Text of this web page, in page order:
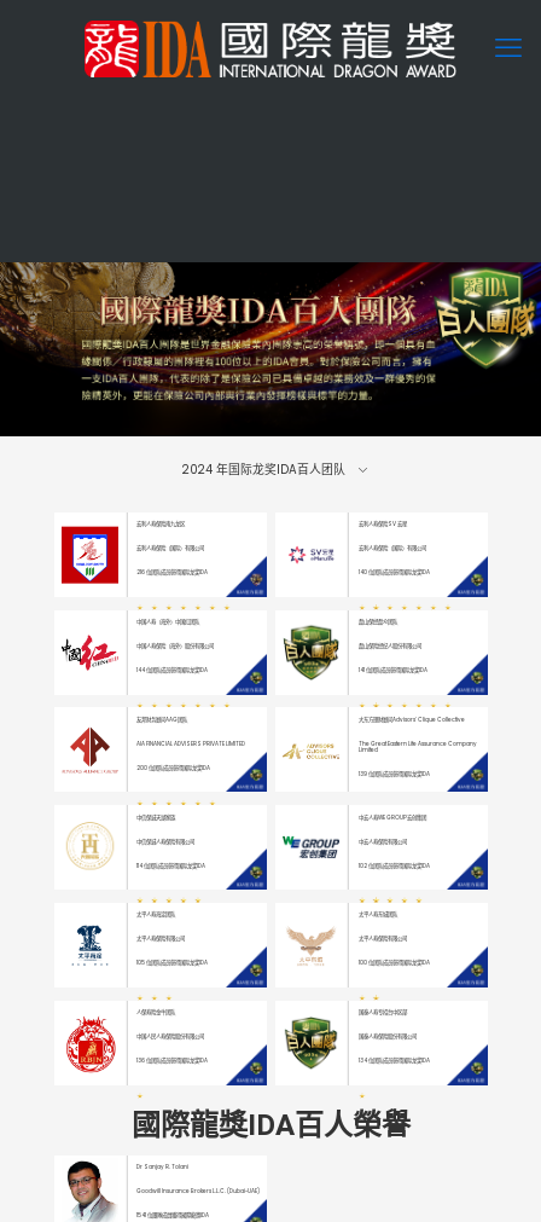
2024 年国际龙奖IDA百人团队
宏利人寿保险南九龙区
宏利人寿保险（国际）有限公司
216位团队成员获得国际龙奖IDA
宏利人寿保险SV 宏星
宏利人寿保险（国际）有限公司
140 位团队成员获得国际龙奖IDA
中国人寿（海外）中国红团队
中国人寿保险（海外）股份有限公司
144位团队成员获得国际龙奖IDA
磊山保经磊众团队
磊山保险经纪人股份有限公司
141 位团队成员获得国际龙奖IDA
友邦财务顾问AAG团队
AIA FINANCIAL ADVISERS PRIVATE LIMITED
200位团队成员获得国际龙奖IDA
大东方理财顾问Advisors' Clique Collective
The Great Eastern Life Assurance Company
Limited
139 位团队成员获得国际龙奖IDA
中信保诚天湖家族
中信保诚人寿保险有限公司
114位团队成员获得国际龙奖IDA
中宏人寿WE GROUP宏创集团
中宏人寿保险有限公司
102 位团队成员获得国际龙奖IDA
太平人寿海淀团队
太平人寿保险有限公司
105位团队成员获得国际龙奖IDA
太平人寿东城团队
太平人寿保险有限公司
100 位团队成员获得国际龙奖IDA
人保寿险金牛团队
中国人民人寿保险股份有限公司
136位团队成员获得国际龙奖IDA
国泰人寿专招台中区部
国泰人寿保险股份有限公司
134 位团队成员获得国际龙奖IDA
國際龍獎IDA百人榮譽
Dr Sanjay R. Tolani
Goodwill Insurance Brokers L.L.C. (Dubai-UAE)
1541位團隊成員獲得國際龍獎IDA